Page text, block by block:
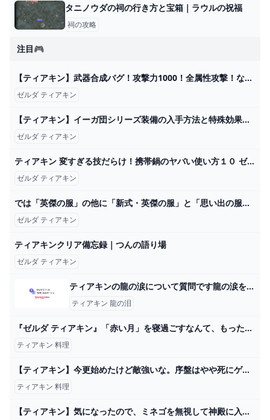
タニノウダの祠の行き方と宝箱｜ラウルの祝福
祠の攻略
注目🎮
【ティアキン】武器合成バグ！攻撃力1000！全属性攻撃！なんでもありのバグがヤバすぎるｗ【ゼルダの伝説ティアーズオブザキングダム】 - YouTube
ゼルダ ティアキン
【ティアキン】イーガ団シリーズ装備の入手方法と特殊効果｜土遁の術【ゼルダの伝説ティアーズオブザキングダム】 - アルテマ
ゼルダ ティアキン
ティアキン 変すぎる技だらけ！携帯鍋のヤバい使い方１０ ゼルダの伝説 ティアーズ オブ ザ キングダム - YouTube
ゼルダ ティアキン
では「英傑の服」の他に「新式・英傑の服」と「思い出の服」が登場する。13 mai 2024 — ゼルダの伝説ティアーズオブザキングダム(ティアキン/TotK)の防具一覧を掲載しています。各防具の装備効果や 2024
ゼルダ ティアキン
ティアキンクリア備忘録｜つんの語り場
ゼルダ ティアキン
ティアキンの龍の涙について質問です龍の涙を巡る順番って適当でも問題あ... - Yahoo!知恵袋
ティアキン 龍の泪
『ゼルダ ティアキン』「赤い月」を寝過ごすなんて、もったいない！ 実は料理が“大成功”になるボーナスタイム 9枚目の写真・画像 インサイド
ティアキン 料理
【ティアキン】今更始めたけど敵強いな。序盤はやや死にゲー。 – ゲーム攻略のかけら
ティアキン 料理
【ティアキン】気になったので、ミネゴを無視して神殿に入ったりしてみた【ドリカラ】【ゼルダの伝説ティアーズオブザキングダムTotK字幕実況バグ検証】 - YouTube